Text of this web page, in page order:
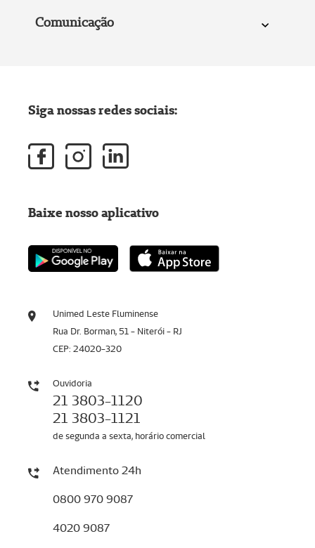
Comunicação
Unimed Leste Fluminense
Rua Dr. Borman, 51 - Niterói - RJ
CEP: 24020-320
Ouvidoria
21 3803-1120
21 3803-1121
de segunda a sexta, horário comercial
Atendimento 24h
0800 970 9087
4020 9087
Siga nossas redes sociais:
Baixe nosso aplicativo